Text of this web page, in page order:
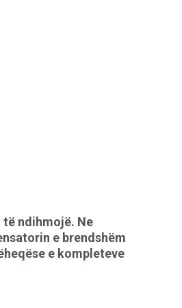
të ndihmojë. Ne
e brendshëm
e kompleteve